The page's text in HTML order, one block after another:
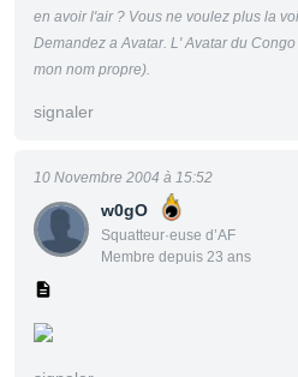
en avoir l'air ? Vous ne voulez plus la
Demandez a Avatar. L' Avatar du
mon nom propre).
signaler
w0gO
Squatteur·euse d’AF
Membre depuis 23 ans
10 Novembre 2004 à 15:52